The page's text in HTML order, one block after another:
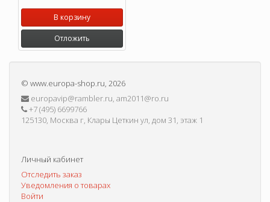
В корзину
Отложить
© www.europa-shop.ru, 2026
europavip@rambler.ru, am2011@ro.ru
+7 (495) 6699766
125130, Москва г, Клары Цеткин ул, дом 31, этаж 1
Личный кабинет
Отследить заказ
Уведомления о товарах
Войти